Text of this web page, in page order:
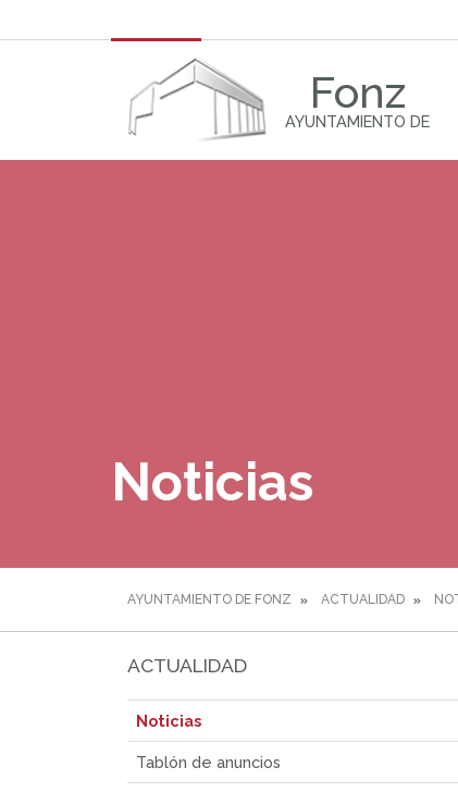
Fonz
AYUNTAMIENTO DE
Noticias
AYUNTAMIENTO DE FONZ ACTUALIDAD
ACTUALIDAD
Noticias
Tablón de anuncios